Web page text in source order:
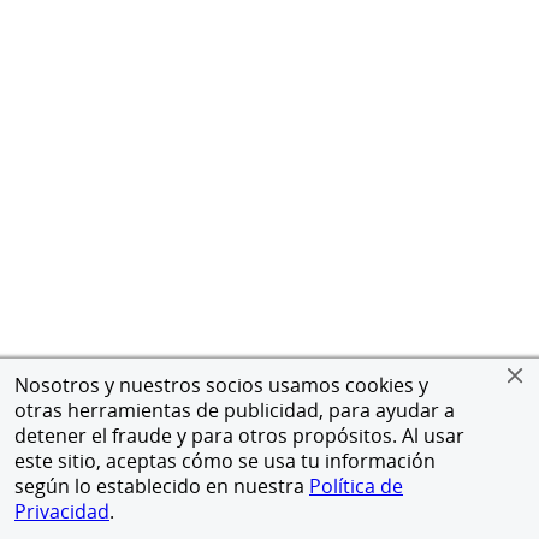
Nosotros y nuestros socios usamos cookies y
otras herramientas de publicidad, para ayudar a
detener el fraude y para otros propósitos. Al usar
este sitio, aceptas cómo se usa tu información
según lo establecido en nuestra Política de
Privacidad.